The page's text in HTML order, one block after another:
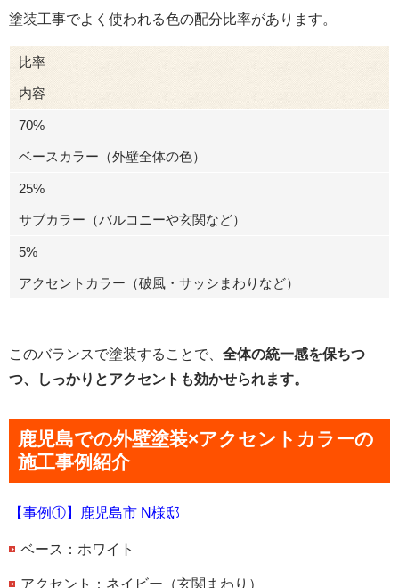
塗装工事でよく使われる色の配分比率があります。
比率
内容
70%
ベースカラー（外壁全体の色）
25%
サブカラー（バルコニーや玄関など）
5%
アクセントカラー（破風・サッシまわりなど）
このバランスで塗装することで、 全体の統一感を保ちつ
つ、しっかりとアクセントも効かせられます。
鹿児島での外壁塗装×アクセントカラーの
施工事例紹介
【事例①】鹿児島市 N様邸
ベース：ホワイト
アクセント：ネイビー（玄関まわり）